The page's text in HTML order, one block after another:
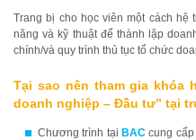
Trang bị cho học viên một cách hệ
năng và kỹ thuật để thành lập
chính/và quy trình thủ tục tổ chức
Tại sao nên tham gia khóa
doanh nghiệp – Đầu tư” tại
Chương trình tại BAC cung